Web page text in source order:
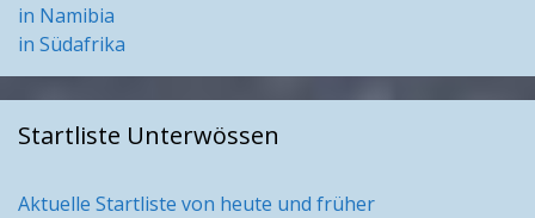
in Namibia
in Südafrika
Startliste Unterwössen
Aktuelle Startliste von heute und früher